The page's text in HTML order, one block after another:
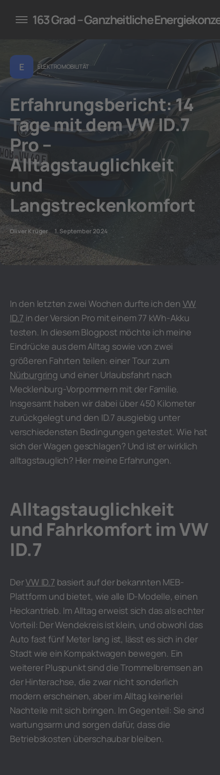
für Unternehmen
163 Grad – Ganzheitliche
E ELEKTROMOBILITÄT
Erfahrungsbericht: 14
Tage mit dem VW ID.7
Pro –
Alltagstauglichkeit
und
Langstreckenkomfort
Oliver Krüger 1. September 2024
In den letzten zwei Wochen durfte ich den VW
ID.7 in der Version Pro mit einem 77 kWh-Akku
testen. In diesem Blogpost möchte ich meine
Eindrücke aus dem Alltag sowie von zwei
größeren Fahrten teilen: einer Tour zum
Nürburgring und einer Urlaubsfahrt nach
Mecklenburg-Vorpommern mit der Familie.
Insgesamt haben wir dabei über 450 Kilometer
zurückgelegt und den ID.7 ausgiebig unter
verschiedensten Bedingungen getestet. Wie hat
sich der Wagen geschlagen? Und ist er wirklich
alltagstauglich? Hier meine Erfahrungen.
Alltagstauglichkeit
und Fahrkomfort im VW
ID.7
DerVW ID.7 basiert auf der bekannten MEB-
Plattform und bietet, wie alle ID-Modelle, einen
Heckantrieb. Im Alltag erweist sich das als echter
Vorteil: Der Wendekreis ist klein, und obwohl das
Auto fast fünf Meter lang ist, lässt es sich in der
Stadt wie ein Kompaktwagen bewegen. Ein
weiterer Pluspunkt sind die Trommelbremsen an
der Hinterachse, die zwar nicht sonderlich
modern erscheinen, aber im Alltag keinerlei
Nachteile mit sich bringen. Im Gegenteil: Sie sind
wartungsarm und sorgen dafür, dass die
Betriebskosten überschaubar bleiben.